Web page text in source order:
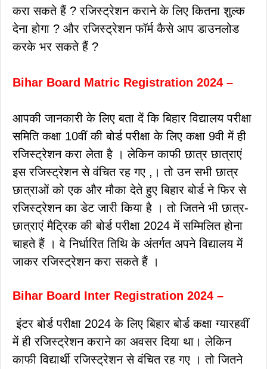
करा सकते हैं ? रजिस्ट्रेशन कराने के लिए कितना शुल्क
देना होगा ? और रजिस्ट्रेशन फॉर्म कैसे आप डाउनलोड
करके भर सकते हैं ?
Bihar Board Matric Registration 2024 –
आपकी जानकारी के लिए बता दें कि बिहार विद्यालय परीक्षा
समिति कक्षा 10वीं की बोर्ड परीक्षा के लिए कक्षा 9वी में ही
रजिस्ट्रेशन करा लेता है । लेकिन काफी छात्र छात्राएं
इस रजिस्ट्रेशन से वंचित रह गए ,। तो उन सभी छात्र
छात्राओं को एक और मौका देते हुए बिहार बोर्ड ने फिर से
रजिस्ट्रेशन का डेट जारी किया है । तो जितने भी छात्र-
छात्राएं मैट्रिक की बोर्ड परीक्षा 2024 में सम्मिलित होना
चाहते हैं । वे निर्धारित तिथि के अंतर्गत अपने विद्यालय में
जाकर रजिस्ट्रेशन करा सकते हैं ।
Bihar Board Inter Registration 2024 –
इंटर बोर्ड परीक्षा 2024 के लिए बिहार बोर्ड कक्षा ग्यारहवीं
में ही रजिस्ट्रेशन कराने का अवसर दिया था। लेकिन
काफी विद्यार्थी रजिस्ट्रेशन से वंचित रह गए । तो जितने